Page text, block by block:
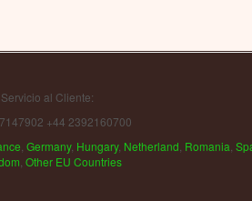
Servicio al Cliente:
+44 2392160700
, Germany, Hungary, Netherland, Romania,
, Other EU Countries